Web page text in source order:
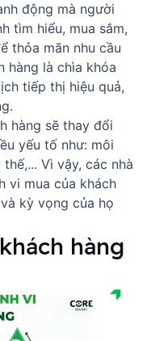
động mà người
tìm hiểu, mua sắm,
thỏa mãn nhu cầu
hàng là chìa khóa
tiếp thị hiệu quả,
hàng sẽ thay đổi
yếu tố như: môi
Vì vậy, các nhà
vi mua của khách
kỳ vọng của họ
hàng